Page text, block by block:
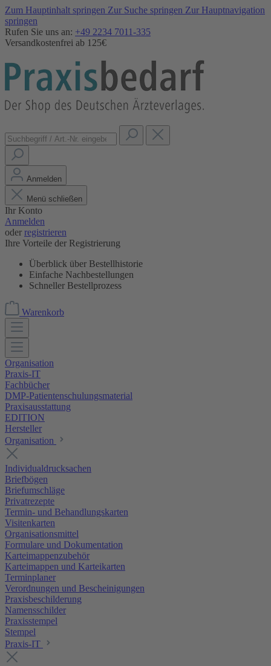
Zum Hauptinhalt springen Zur Suche springen Zur Hauptnavigation
springen
Rufen Sie uns an: +49 2234 7011-335
Versandkostenfrei ab 125€
Anmelden
Menü schließen
Ihr Konto
Anmelden
oder registrieren
Ihre Vorteile der Registrierung
Überblick über Bestellhistorie
Einfache Nachbestellungen
Schneller Bestellprozess
Warenkorb
Organisation
Praxis-IT
Fachbücher
DMP-Patientenschulungsmaterial
Praxisausstattung
EDITION
Hersteller
Organisation
Individualdrucksachen
Briefbögen
Briefumschläge
Privatrezepte
Termin- und Behandlungskarten
Visitenkarten
Organisationsmittel
Formulare und Dokumentation
Karteimappenzubehör
Karteimappen und Karteikarten
Terminplaner
Verordnungen und Bescheinigungen
Praxisbeschilderung
Namensschilder
Praxisstempel
Stempel
Praxis-IT